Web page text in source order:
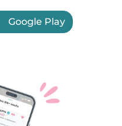
Google Play